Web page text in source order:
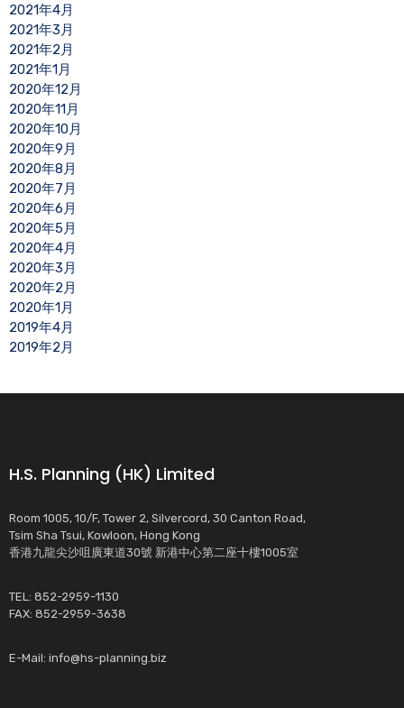
2021年4月
2021年3月
2021年2月
2021年1月
2020年12月
2020年11月
2020年10月
2020年9月
2020年8月
2020年7月
2020年6月
2020年5月
2020年4月
2020年3月
2020年2月
2020年1月
2019年4月
2019年2月
H.S. Planning (HK) Limited
Room 1005, 10/F, Tower 2, Silvercord, 30 Canton Road,
Tsim Sha Tsui, Kowloon, Hong Kong
香港九龍尖沙咀廣東道30號 新港中心第二座十樓1005室
TEL: 852-2959-1130
FAX: 852-2959-3638
E-Mail: info@hs-planning.biz